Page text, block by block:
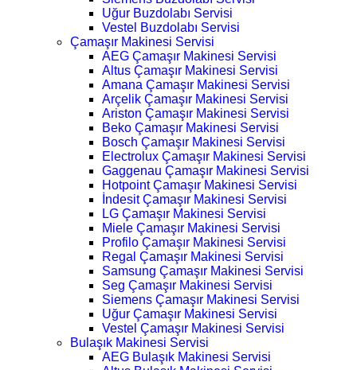
Uğur Buzdolabı Servisi
Vestel Buzdolabı Servisi
Çamaşır Makinesi Servisi
AEG Çamaşır Makinesi Servisi
Altus Çamaşır Makinesi Servisi
Amana Çamaşır Makinesi Servisi
Arçelik Çamaşır Makinesi Servisi
Ariston Çamaşır Makinesi Servisi
Beko Çamaşır Makinesi Servisi
Bosch Çamaşır Makinesi Servisi
Electrolux Çamaşır Makinesi Servisi
Gaggenau Çamaşır Makinesi Servisi
Hotpoint Çamaşır Makinesi Servisi
İndesit Çamaşır Makinesi Servisi
LG Çamaşır Makinesi Servisi
Miele Çamaşır Makinesi Servisi
Profilo Çamaşır Makinesi Servisi
Regal Çamaşır Makinesi Servisi
Samsung Çamaşır Makinesi Servisi
Seg Çamaşır Makinesi Servisi
Siemens Çamaşır Makinesi Servisi
Uğur Çamaşır Makinesi Servisi
Vestel Çamaşır Makinesi Servisi
Bulaşık Makinesi Servisi
AEG Bulaşık Makinesi Servisi